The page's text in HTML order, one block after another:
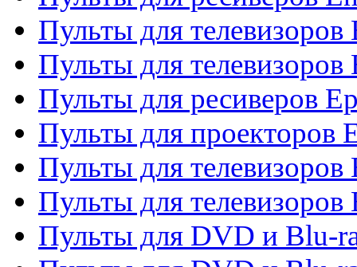
Пульты для телевизоров
Пульты для телевизоров
Пульты для ресиверов
Пульты для проекторов
Пульты для телевизоров
Пульты для телевизоров
Пульты для DVD и Blu-